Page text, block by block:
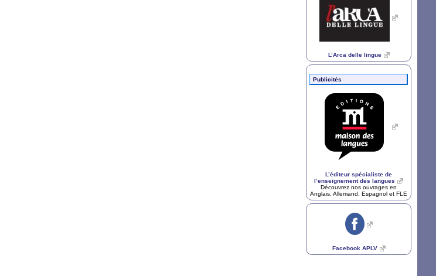
L’Arca delle lingue
Publicités
L’éditeur spécialiste de
l’enseignement des langues
Découvrez nos ouvrages en
Anglais, Allemand, Espagnol et FLE
Facebook APLV